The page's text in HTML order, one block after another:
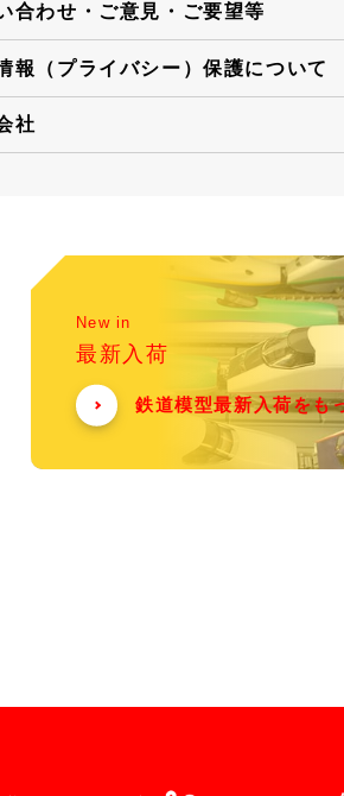
合わせ・ご意見・ご要望等
報（プライバシー）保護について
社
New in
最新入荷
鉄道模型最新入荷をも